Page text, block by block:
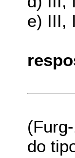
e) III,
do